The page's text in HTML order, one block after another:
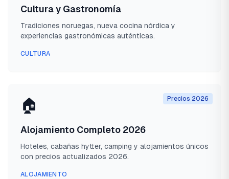
Cultura y Gastronomía
Tradiciones noruegas, nueva cocina nórdica y
experiencias gastronómicas auténticas.
CULTURA
Precios 2026
🏠
Alojamiento Completo 2026
Hoteles, cabañas hytter, camping y alojamientos únicos
con precios actualizados 2026.
ALOJAMIENTO